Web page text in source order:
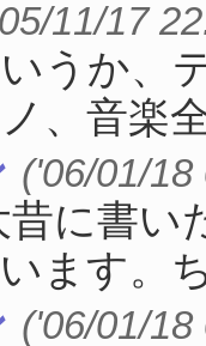
11/17
うか、
、音楽
('06/01/18
に書い
ます。
('06/01/18